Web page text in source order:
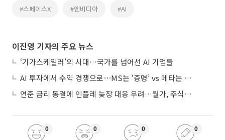
#스페이스X #엔비디아 #AI
이진영 기자의 주요 뉴스
‘기가스케일러’의 시대…국가를 넘어선 AI 기업들
AI 투자에서 수익 경쟁으로⋯MS는 ‘증명’ vs 메타는 ‘숙제’
연준 금리 동결에 인플레 늦장 대응 우려…월가, 주식도 채권도 던졌다
0 0 0 0